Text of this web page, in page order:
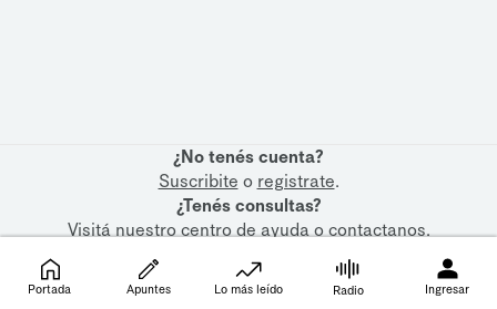
¿No tenés cuenta?
Suscribite o registrate.
¿Tenés consultas?
Visitá nuestrocentro de ayudaocontactanos.
Portada Apuntes Lo más leído Radio Ingresar